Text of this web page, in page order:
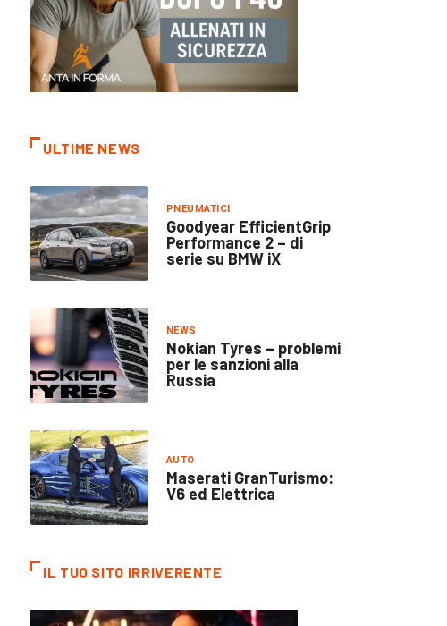
ULTIME NEWS
PNEUMATICI
Goodyear EfficientGrip
Performance 2 – di
serie su BMW iX
NEWS
Nokian Tyres – problemi
per le sanzioni alla
Russia
AUTO
Maserati GranTurismo:
V6 ed Elettrica
IL TUO SITO IRRIVERENTE